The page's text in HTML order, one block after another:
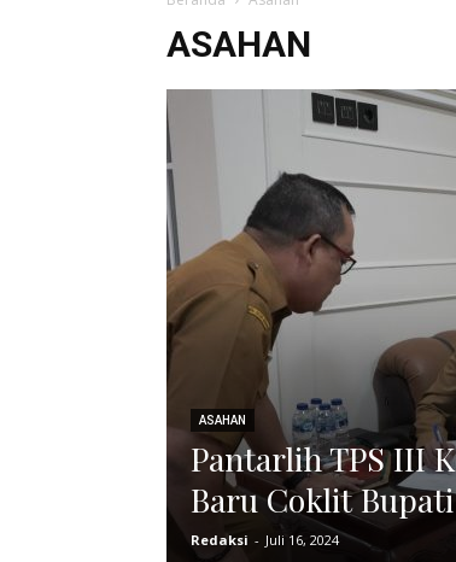
ASAHAN
ASAHAN
Pantarlih TPS III
Baru Coklit
Redaksi - Juli 16, 2024